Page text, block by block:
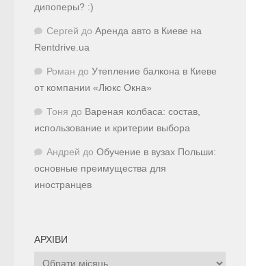
дипоперы? :)
Сергей до Аренда авто в Киеве на
Rentdrive.ua
Роман до Утепление балкона в Киеве
от компании «Люкс Окна»
Тоня до Вареная колбаса: состав,
использование и критерии выбора
Андрей до Обучение в вузах Польши:
основные преимущества для
иностранцев
АРХІВИ
Архіви